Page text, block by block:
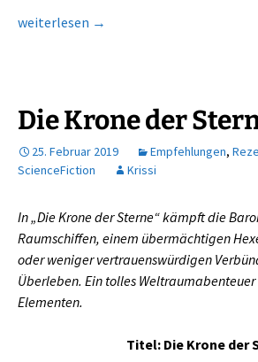
Science-Fiction – ein Genre ohne Platz
weiterlesen →
Die Krone der
25. Februar 2019 Empfehlungen,
ScienceFiction
Krissi
In „Die Krone der Sterne“ kämpft die
Raumschiffen, einem übermächtigen
oder weniger vertrauenswürdigen
Überleben. Ein tolles
Elementen.
Titel: Die Krone der